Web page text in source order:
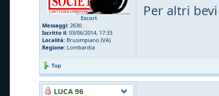
Escort
Messaggi: 2630
Iscritto il: 03/06/2014, 17:33
Località: Brusimpiano (VA)
Regione: Lombardia
Per altri bevi
Top
LUCA 96